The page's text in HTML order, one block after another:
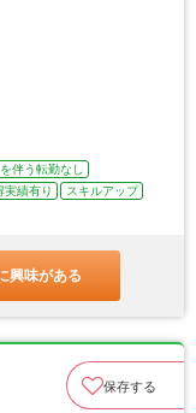
伴う転勤なし
実績有り
スキルアップ
興味がある
保存する